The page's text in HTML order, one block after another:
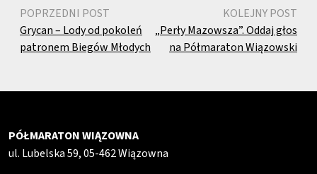
POPRZEDNI POST
Grycan – Lody od pokoleń
patronem Biegów Młodych
KOLEJNY POST
„Perły Mazowsza”. Oddaj głos
na Półmaraton Wiązowski
PÓŁMARATON WIĄZOWNA
ul. Lubelska 59, 05-462 Wiązowna